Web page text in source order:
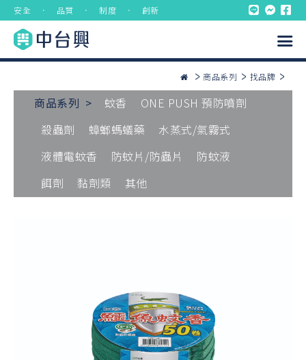
安全 ． 品質 ． 制度 ． 創新
商品系列 找品牌
商品系列 > 蚊香
ONE PUSH 預防噴劑
殺蟲劑
蟑螂螞蟻藥
水蒸式/氣霧式
液體電蚊香
防蚊片/防蟲片
防蚊液
餌劑
黏劑類 其他